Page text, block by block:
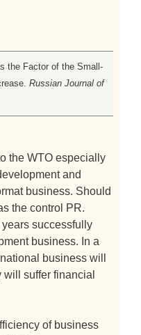
the Factor of the Small-
Russian Journal of
the WTO especially
and
business. Should
the control PR.
successfully
business. In a
business will
will suffer financial
of business